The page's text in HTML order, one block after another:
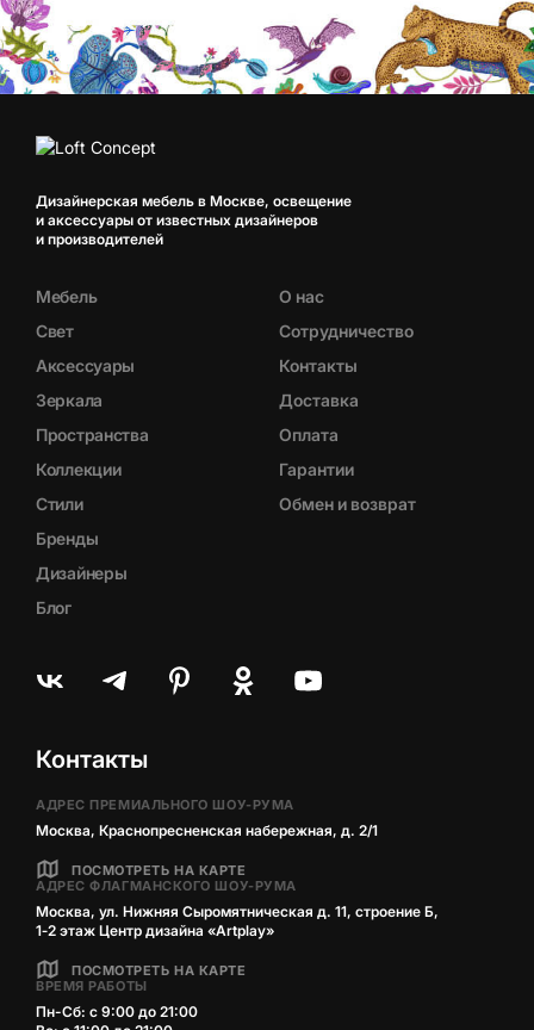
Дизайнерская мебель в Москве, освещение
и аксессуары от известных дизайнеров
и производителей
Мебель
Свет
Аксессуары
Зеркала
Пространства
Коллекции
Стили
Бренды
Дизайнеры
Блог
О нас
Сотрудничество
Контакты
Доставка
Оплата
Гарантии
Обмен и возврат
Контакты
АДРЕС ПРЕМИАЛЬНОГО ШОУ-РУМА
Москва, Краснопресненская набережная, д. 2/1
ПОСМОТРЕТЬ НА КАРТЕ
АДРЕС ФЛАГМАНСКОГО ШОУ-РУМА
Москва, ул. Нижняя Сыромятническая д. 11, строение Б,
1‑2 этаж Центр дизайна «Artplay»
ПОСМОТРЕТЬ НА КАРТЕ
ВРЕМЯ РАБОТЫ
Пн-Сб: с 9:00 до 21:00